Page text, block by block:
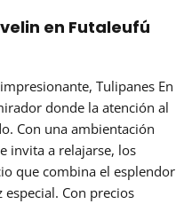
en Futaleufú
Tulipanes En
donde la atención al
Con una ambientación
invita a relajarse, los
que combina el esplendor
Con precios